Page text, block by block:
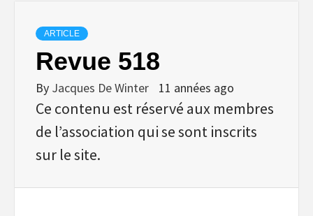
ARTICLE
Revue 518
By Jacques De Winter 11 années ago
Ce contenu est réservé aux membres
de l’association qui se sont inscrits
sur le site.